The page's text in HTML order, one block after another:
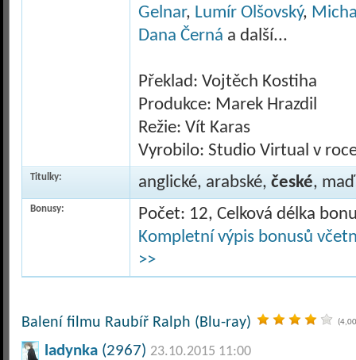
Gelnar, Lumír Olšovský,
Dana Černá a další...
Překlad: Vojtěch Kostiha
Produkce: Marek Hrazdil
Režie: Vít Karas
Vyrobilo: Studio Virtual v
Titulky: anglické, arabské, české,
Bonusy:
Počet: 12, Celková délka
Kompletní výpis bonusů
>>
Balení filmu Raubíř Ralph (Blu-ray)
ladynka (2967) 23.10.2015 11:00